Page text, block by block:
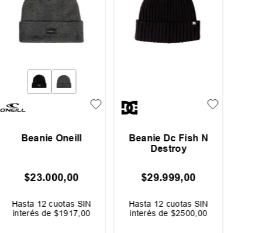
Beanie Oneill
$23.000,00
Hasta 12 cuotas SIN
interés de$1917 00
Beanie Dc Fish N
Destroy
$29.999,00
Hasta 12 cuotas SIN
interés de$2500 ,00